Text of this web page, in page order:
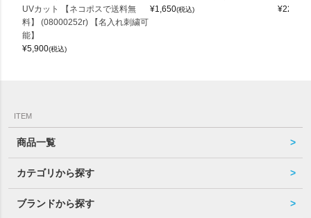
UVカット 【ネコポスで送料無
料】 (08000252r) 【名入れ刺繍可
能】
¥5,900(税込)
¥1,650(税込)
¥22,000
ITEM
商品一覧
カテゴリから探す
ブランドから探す